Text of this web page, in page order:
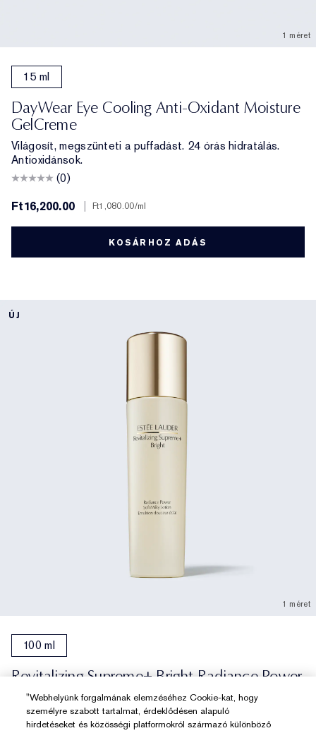
1 méret
15 ml
DayWear Eye Cooling Anti-Oxidant Moisture
GelCreme
Világosít, megszünteti a puffadást. 24 órás hidratálás.
Antioxidánsok.
(0)
Ft16,200.00
Ft1,080.00/ml
KOSÁRHOZ ADÁS
ÚJ
1 méret
100 ml
Revitalizing Supreme+ Bright Radiance Power
Soft Milky Lotion Moisturizer
Forradalmi tudomány. Elképesztő kisugárzás.
"Webhelyünk forgalmának elemzéséhez Cookie-kat, hogy
személyre szabott tartalmat, érdeklődésen alapuló
hirdetéseket és közösségi platformokról származó különböző